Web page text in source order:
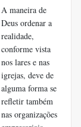
A maneira de
Deus ordenar a
realidade,
conforme vista
nos lares e nas
igrejas, deve de
alguma forma se
refletir também
nas organizações